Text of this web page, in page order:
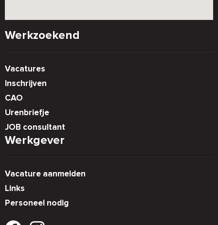
Werkzoekend
Vacatures
Inschrijven
CAO
Urenbriefje
JOB consultant
Werkgever
Vacature aanmelden
Links
Personeel nodig